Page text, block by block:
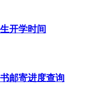
开学时间
邮寄进度查询